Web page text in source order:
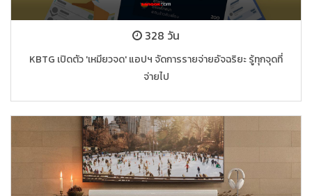
328 วัน
KBTG เปิดตัว 'เหมียวจด' แอปฯ จัดการรายจ่ายอัจฉริยะ รู้ทุกจุดที่
จ่ายไป